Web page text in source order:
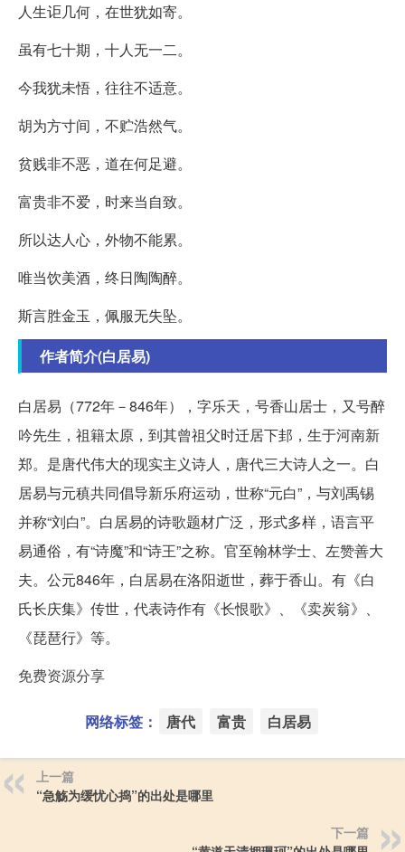
人生讵几何，在世犹如寄。
虽有七十期，十人无一二。
今我犹未悟，往往不适意。
胡为方寸间，不贮浩然气。
贫贱非不恶，道在何足避。
富贵非不爱，时来当自致。
所以达人心，外物不能累。
唯当饮美酒，终日陶陶醉。
斯言胜金玉，佩服无失坠。
作者简介(白居易)
白居易（772年－846年），字乐天，号香山居士，又号醉
吟先生，祖籍太原，到其曾祖父时迁居下邽，生于河南新
郑。是唐代伟大的现实主义诗人，唐代三大诗人之一。白
居易与元稹共同倡导新乐府运动，世称“元白”，与刘禹锡
并称“刘白”。白居易的诗歌题材广泛，形式多样，语言平
易通俗，有“诗魔”和“诗王”之称。官至翰林学士、左赞善大
夫。公元846年，白居易在洛阳逝世，葬于香山。有《白
氏长庆集》传世，代表诗作有《长恨歌》、《卖炭翁》、
《琵琶行》等。
免费资源分享
网络标签： 唐代 富贵 白居易
上一篇
“急觞为缓忧心捣”的出处是哪里
下一篇